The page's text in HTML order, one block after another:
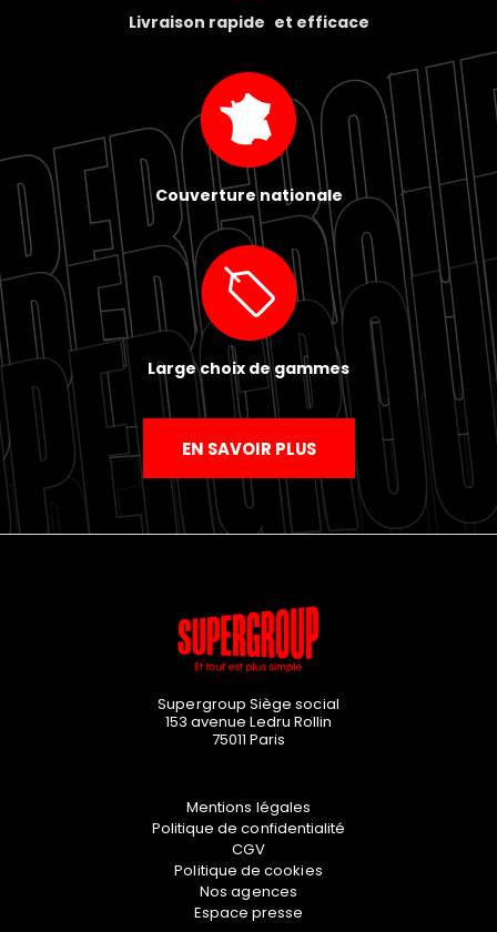
Livraison rapide et efficace
Couverture nationale
Large choix de gammes
EN SAVOIR PLUS
Supergroup Siège social
153 avenue Ledru Rollin
75011 Paris
Mentions légales
Politique de confidentialité
CGV
Politique de cookies
Nos agences
Espace presse